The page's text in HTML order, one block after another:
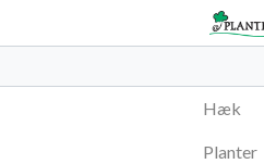
Hæk
Planter